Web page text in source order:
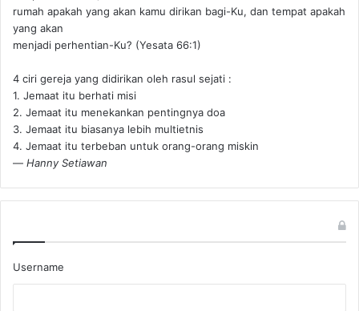
rumah apakah yang akan kamu dirikan bagi-Ku, dan tempat apakah
yang akan
menjadi perhentian-Ku? (Yesata 66:1) ‪
4 ciri gereja yang didirikan oleh rasul sejati :
1. Jemaat itu berhati misi
2. Jemaat itu menekankan pentingnya doa
3. Jemaat itu biasanya lebih multietnis
4. Jemaat itu terbeban untuk orang-orang miskin
— Hanny Setiawan
Username